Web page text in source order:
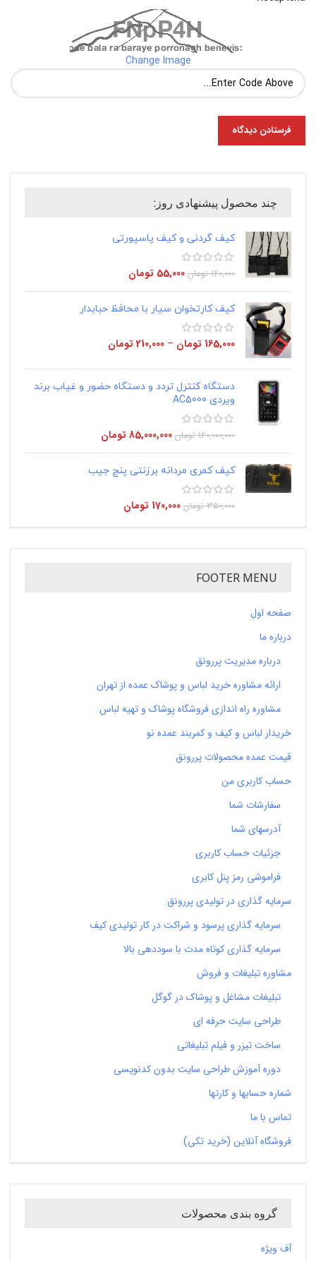
Change Image
چند محصول پیشنهادی روز:
کیف گردنی و کیف پاسپورتی
120,000 تومان 55,000 تومان
کیف کارتخوان سیار با محافظ حبابدار
165,000 تومان –
210,000 تومان
دستگاه کنترل تردد و دستگاه حضور و غیاب برند
ویردی AC5000
120,000,000 تومان 85,000,000 تومان
کیف کمری مردانه برزنتی پنج جیب
350,000 تومان 170,000 تومان
FOOTER MENU
صفحه اول
درباره ما
درباره مدیریت پررونق
ارائه مشاوره خرید لباس و پوشاک عمده از تهران
مشاوره راه اندازی فروشگاه پوشاک و تهیه لباس
خریدار لباس و کیف و کمربند عمده نو
قیمت عمده محصولات پررونق
حساب کاربری من
سفارشات شما
آدرسهای شما
جزئیات حساب کاربری
فراموشی رمز پنل کابری
سرمایه گذاری در تولیدی پررونق
سرمایه گذاری پرسود و شراکت در کار تولیدی کیف
سرمایه گذاری کوتاه مدت با سوددهی بالا
مشاوره تبلیغات و فروش
تبلیغات مشاغل و پوشاک در گوگل
طراحی سایت حرفه ای
ساخت تیزر و فیلم تبلیغاتی
دوره آموزش طراحی سایت بدون کدنویسی
شماره حسابها و کارتها
تماس با ما
فروشگاه آنلاین (خرید تکی)
گروه بندی محصولات
آف ویژه